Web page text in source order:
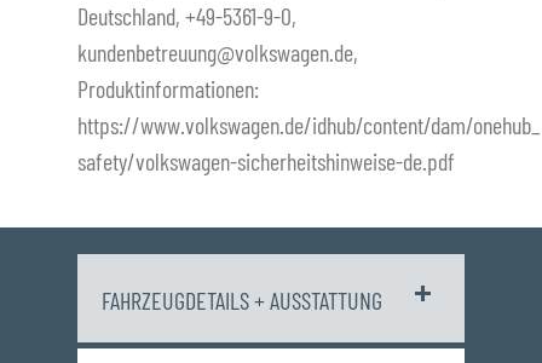
Deutschland, +49-5361-9-0,
kundenbetreuung@volkswagen.de,
Produktinformationen:
https://www.volkswagen.de/idhub/content/dam/
safety/volkswagen-sicherheitshinweise-de.pdf
FAHRZEUGDETAILS + AUSSTATTUNG